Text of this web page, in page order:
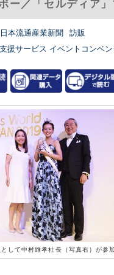
ー／「セルディア
日本流通産業新聞
訪販
支援サービス イベントコンベ
として中村維孝社長（写真右）が参